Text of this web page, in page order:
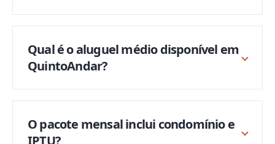
Qual é o aluguel médio disponível em
QuintoAndar?
O pacote mensal inclui condomínio e
IPTU?